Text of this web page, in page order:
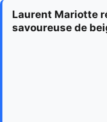
Laurent Mariotte
savoureuse de